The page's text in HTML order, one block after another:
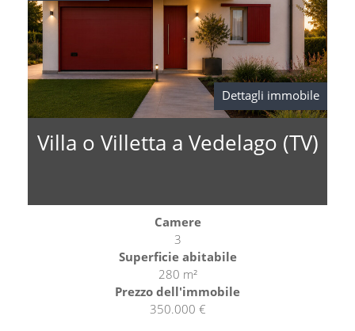
Dettagli immobile
Villa o Villetta a Vedelago (TV)
Camere
3
Superficie abitabile
280 m²
Prezzo dell'immobile
350.000 €